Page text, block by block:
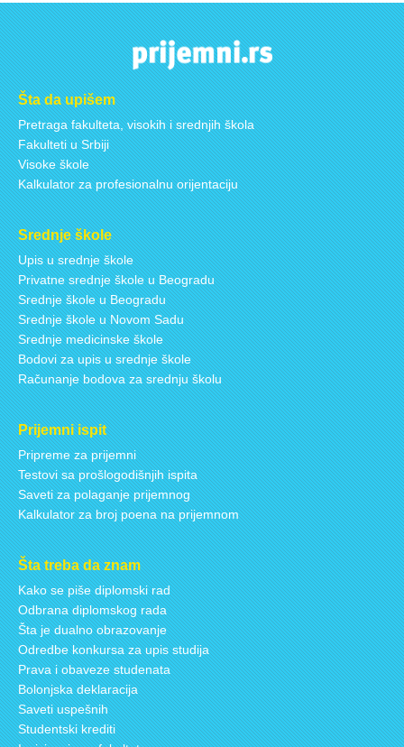
Šta da upišem
Pretraga fakulteta, visokih i srednjih škola
Fakulteti u Srbiji
Visoke škole
Kalkulator za profesionalnu orijentaciju
Srednje škole
Upis u srednje škole
Privatne srednje škole u Beogradu
Srednje škole u Beogradu
Srednje škole u Novom Sadu
Srednje medicinske škole
Bodovi za upis u srednje škole
Računanje bodova za srednju školu
Prijemni ispit
Pripreme za prijemni
Testovi sa prošlogodišnjih ispita
Saveti za polaganje prijemnog
Kalkulator za broj poena na prijemnom
Šta treba da znam
Kako se piše diplomski rad
Odbrana diplomskog rada
Šta je dualno obrazovanje
Odredbe konkursa za upis studija
Prava i obaveze studenata
Bolonjska deklaracija
Saveti uspešnih
Studentski krediti